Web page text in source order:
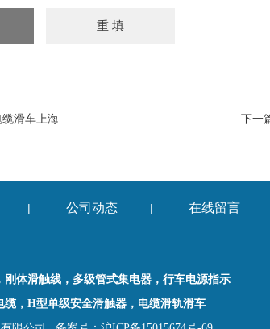
滑车上海 下一
| 公司动态 | 在线留言
刚体滑触线，多级管式集电器，行车电源指示
，H型单级安全滑触器，电缆滑轨滑车